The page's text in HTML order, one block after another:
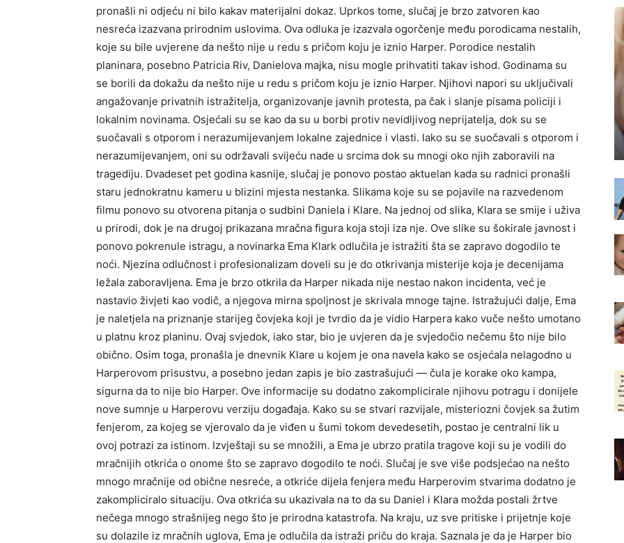
pronašli ni odjeću ni bilo kakav materijalni dokaz. Uprkos tome, slučaj je brzo zatvoren kao
nesreća izazvana prirodnim uslovima. Ova odluka je izazvala ogorčenje među porodicama nestalih,
koje su bile uvjerene da nešto nije u redu s pričom koju je iznio Harper. Porodice nestalih
planinara, posebno Patricia Riv, Danielova majka, nisu mogle prihvatiti takav ishod. Godinama su
se borili da dokažu da nešto nije u redu s pričom koju je iznio Harper. Njihovi napori su uključivali
angažovanje privatnih istražitelja, organizovanje javnih protesta, pa čak i slanje pisama policiji i
lokalnim novinama. Osjećali su se kao da su u borbi protiv nevidljivog neprijatelja, dok su se
suočavali s otporom i nerazumijevanjem lokalne zajednice i vlasti. Iako su se suočavali s otporom i
nerazumijevanjem, oni su održavali svijeću nade u srcima dok su mnogi oko njih zaboravili na
tragediju. Dvadeset pet godina kasnije, slučaj je ponovo postao aktuelan kada su radnici pronašli
staru jednokratnu kameru u blizini mjesta nestanka. Slikama koje su se pojavile na razvedenom
filmu ponovo su otvorena pitanja o sudbini Daniela i Klare. Na jednoj od slika, Klara se smije i uživa
u prirodi, dok je na drugoj prikazana mračna figura koja stoji iza nje. Ove slike su šokirale javnost i
ponovo pokrenule istragu, a novinarka Ema Klark odlučila je istražiti šta se zapravo dogodilo te
noći. Njezina odlučnost i profesionalizam doveli su je do otkrivanja misterije koja je decenijama
ležala zaboravljena. Ema je brzo otkrila da Harper nikada nije nestao nakon incidenta, već je
nastavio živjeti kao vodič, a njegova mirna spoljnost je skrivala mnoge tajne. Istražujući dalje, Ema
je naletjela na priznanje starijeg čovjeka koji je tvrdio da je vidio Harpera kako vuče nešto umotano
u platnu kroz planinu. Ovaj svjedok, iako star, bio je uvjeren da je svjedočio nečemu što nije bilo
obično. Osim toga, pronašla je dnevnik Klare u kojem je ona navela kako se osjećala nelagodno u
Harperovom prisustvu, a posebno jedan zapis je bio zastrašujući — čula je korake oko kampa,
sigurna da to nije bio Harper. Ove informacije su dodatno zakomplicirale njihovu potragu i donijele
nove sumnje u Harperovu verziju događaja. Kako su se stvari razvijale, misteriozni čovjek sa žutim
fenjerom, za kojeg se vjerovalo da je viđen u šumi tokom devedesetih, postao je centralni lik u
ovoj potrazi za istinom. Izvještaji su se množili, a Ema je ubrzo pratila tragove koji su je vodili do
mračnijih otkrića o onome što se zapravo dogodilo te noći. Slučaj je sve više podsjećao na nešto
mnogo mračnije od obične nesreće, a otkriće dijela fenjera među Harperovim stvarima dodatno je
zakompliciralo situaciju. Ova otkrića su ukazivala na to da su Daniel i Klara možda postali žrtve
nečega mnogo strašnijeg nego što je prirodna katastrofa. Na kraju, uz sve pritiske i prijetnje koje
su dolazile iz mračnih uglova, Ema je odlučila da istraži priču do kraja. Saznala je da je Harper bio